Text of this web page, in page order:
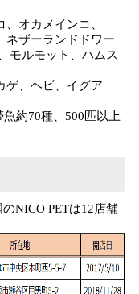
オカメインコ、
ザーランドドワー
モルモット、ハムス
ゲ、ヘビ、イグア
約70種、500匹以上
NICO PETは12店舗